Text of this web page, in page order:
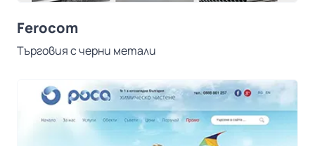
Ferocom
Търговия с черни метали